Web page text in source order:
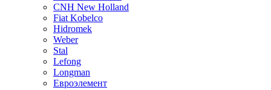
CNH New Holland
Fiat Kobelco
Hidromek
Weber
Stal
Lefong
Longman
Евроэлемент